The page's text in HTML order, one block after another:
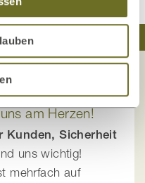
Natürlich wohnen
am Herzen!
Kunden, Sicherheit
uns wichtig!
mehrfach auf